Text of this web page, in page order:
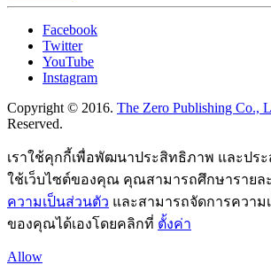
Facebook
Twitter
YouTube
Instagram
Copyright © 2016. The Zero Publishing Co.,
Reserved.
เราใช้คุกกี้เพื่อพัฒนาประสิทธิภาพ และปร
ใช้เว็บไซต์ของคุณ คุณสามารถศึกษารายล
ความเป็นส่วนตัว และสามารถจัดการความ
ของคุณได้เองโดยคลิกที่ ตั้งค่า
Allow